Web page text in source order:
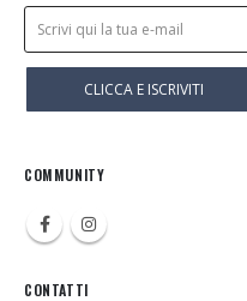
COMMUNITY
CONTATTI